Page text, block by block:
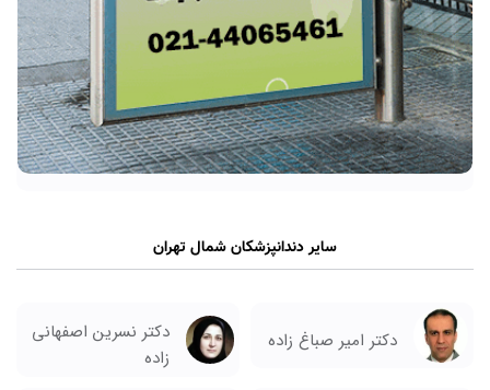
سایر دندانپزشکان شمال تهران
دکتر امیر صباغ زاده
دکتر نسرین اصفهانی
زاده